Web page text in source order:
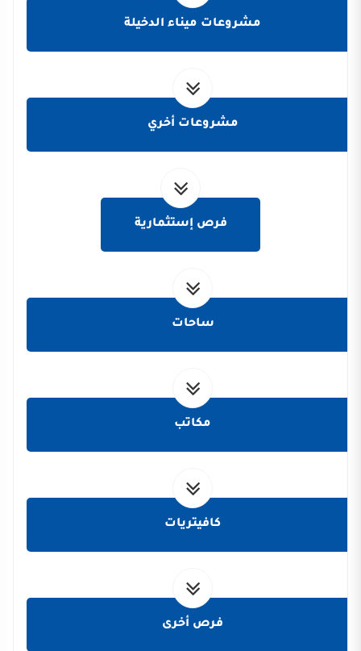
مشروعات ميناء الدخيلة
مشروعات أخري
فرص إستثمارية
ساحات
مكاتب
كافيتريات
فرص أخرى